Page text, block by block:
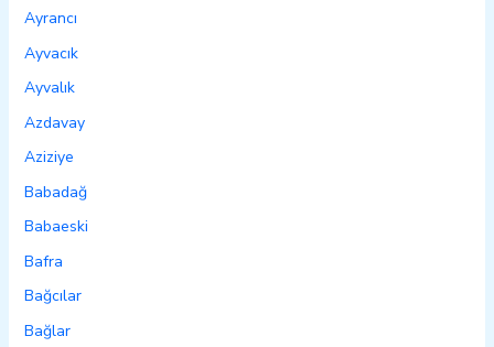
Ayrancı
Ayvacık
Ayvalık
Azdavay
Aziziye
Babadağ
Babaeski
Bafra
Bağcılar
Bağlar